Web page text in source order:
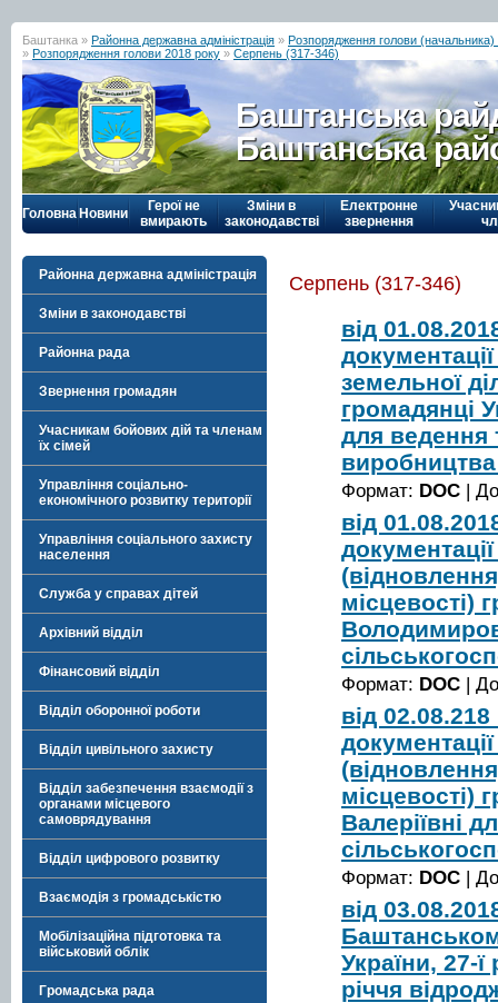
Баштанка » Районна державна адміністрація » Розпорядження голови (начальника)
» Розпорядження голови 2018 року » Серпень (317-346)
Баштанська
Баштанська
Головна Новини
Герої не
вмирають
Зміни в
законодавстві
Електронне
звернення
Районна державна адміністрація
Зміни в законодавстві
Районна рада
Звернення громадян
Учасникам бойових дій та членам
їх сімей
Управління соціально-
економічного розвитку території
Управління соціального захисту
населення
Служба у справах дітей
Архівний відділ
Фінансовий відділ
Відділ оборонної роботи
Відділ цивільного захисту
Відділ забезпечення взаємодії з
органами місцевого
самоврядування
Відділ цифрового розвитку
Взаємодія з громадськістю
Мобілізаційна підготовка та
військовий облік
Громадська рада
Серпень (317-346)
від
земельної
громадянці
для ведення
Формат: DOC |
від
місцевості)
Формат: DOC |
від
місцевості)
Валеріївні
Формат: DOC |
від
України, 27-ї
річчя